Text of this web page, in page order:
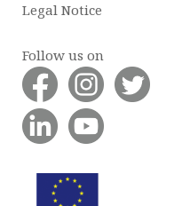
Legal Notice
Follow us on